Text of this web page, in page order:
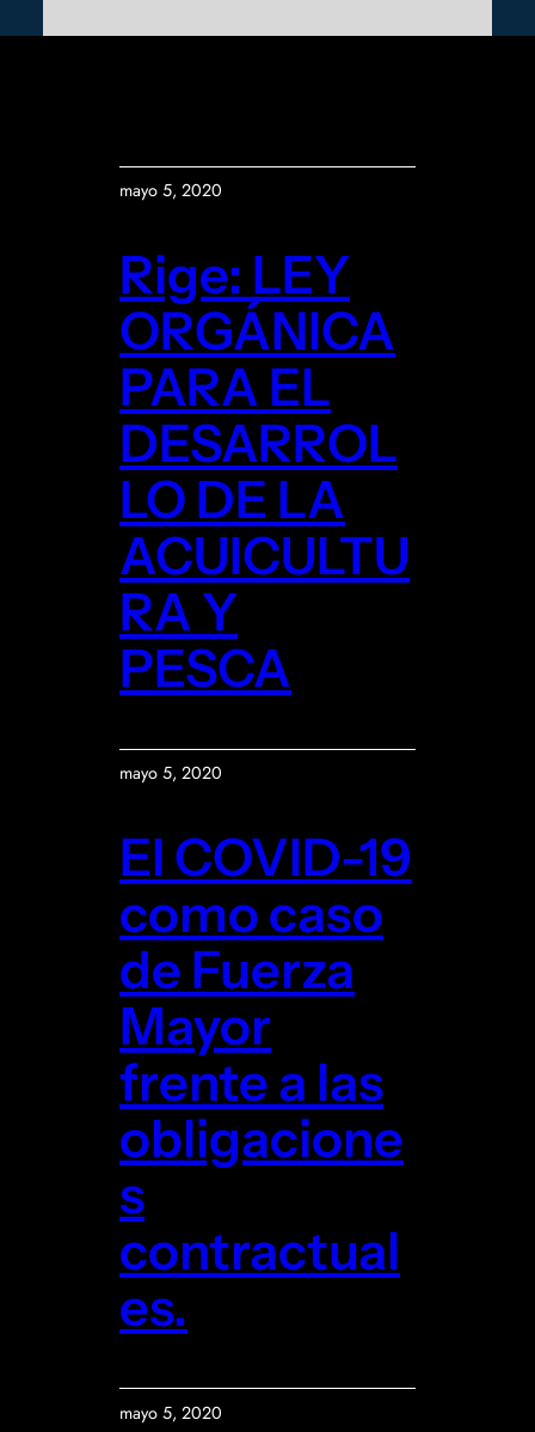
mayo 5, 2020
Rige: LEY
ORGÁNICA
PARA EL
DESARROL
LO DE LA
ACUICULTU
RA Y
PESCA
mayo 5, 2020
El COVID-19
como caso
de Fuerza
Mayor
frente a las
obligacione
s
contractual
es.
mayo 5, 2020